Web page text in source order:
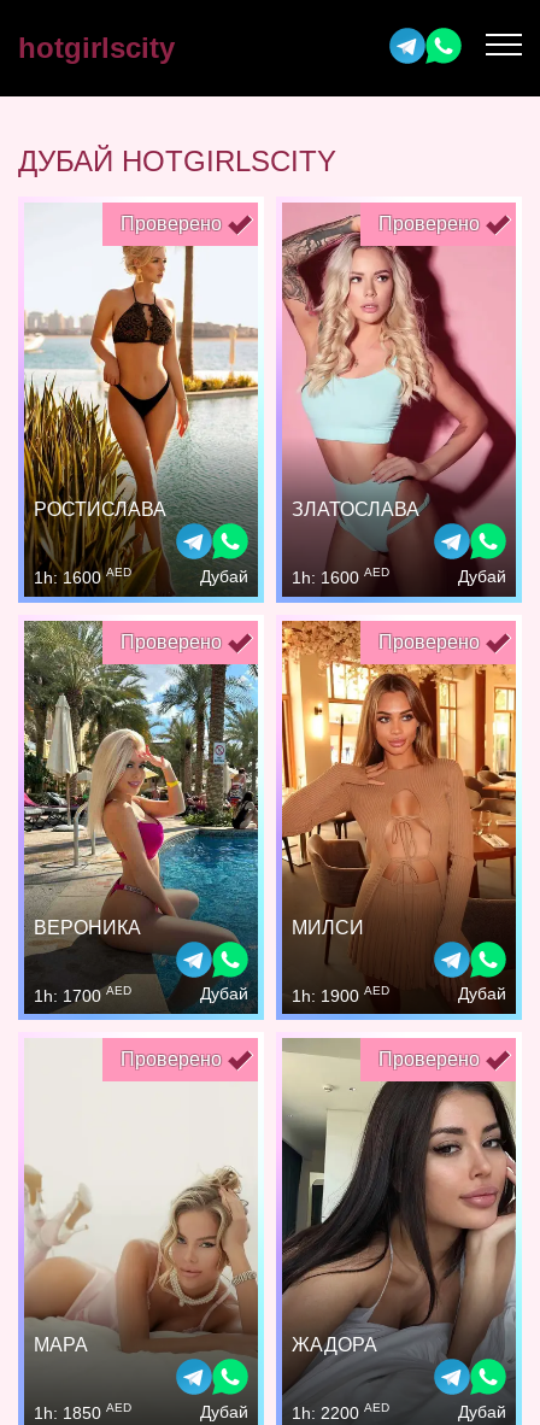
hotgirlscity
ДУБАЙ HOTGIRLSCITY
Проверено
РОСТИСЛАВА
1h: 1600AED Дубай
Проверено
ЗЛАТОСЛАВА
1h: 1600 AED Дубай
Проверено
ВЕРОНИКА
1h: 1700 AED Дубай
Проверено
МИЛСИ
1h: 1900 AED Дубай
Проверено
МАРА
1h: 1850 AED Дубай
Проверено
ЖАДОРА
1h: 2200 AED Дубай